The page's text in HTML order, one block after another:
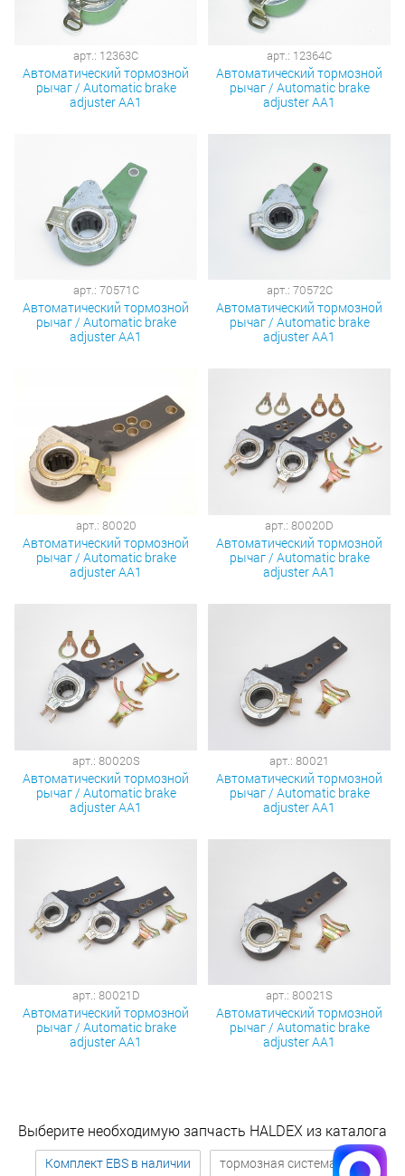
арт.: 12363C
Автоматический тормозной
рычаг / Automatic brake
adjuster AA1
арт.: 12364C
Автоматический тормозной
рычаг / Automatic brake
adjuster AA1
арт.: 70571C
Автоматический тормозной
рычаг / Automatic brake
adjuster AA1
арт.: 70572C
Автоматический тормозной
рычаг / Automatic brake
adjuster AA1
арт.: 80020
Автоматический тормозной
рычаг / Automatic brake
adjuster AA1
арт.: 80020D
Автоматический тормозной
рычаг / Automatic brake
adjuster AA1
арт.: 80020S
Автоматический тормозной
рычаг / Automatic brake
adjuster AA1
арт.: 80021
Автоматический тормозной
рычаг / Automatic brake
adjuster AA1
арт.: 80021D
Автоматический тормозной
рычаг / Automatic brake
adjuster AA1
арт.: 80021S
Автоматический тормозной
рычаг / Automatic brake
adjuster AA1
Выберите необходимую запчасть HALDEX из каталога
Комплект EBS в наличии
тормозная система абс